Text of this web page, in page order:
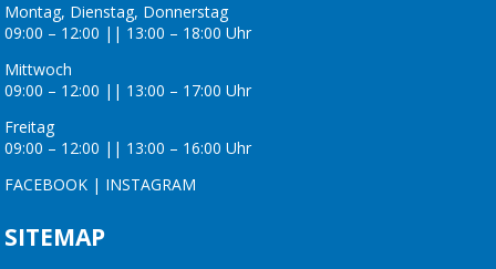
Montag, Dienstag, Donnerstag
09:00 – 12:00 || 13:00 – 18:00 Uhr
Mittwoch
09:00 – 12:00 || 13:00 – 17:00 Uhr
Freitag
09:00 – 12:00 || 13:00 – 16:00 Uhr
FACEBOOK | INSTAGRAM
SITEMAP